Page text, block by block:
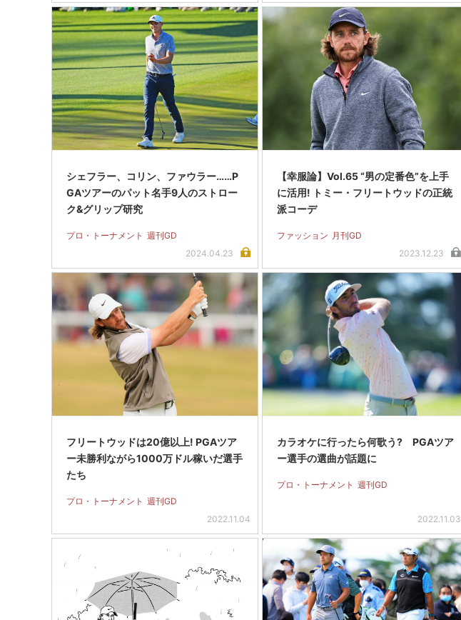
シェフラー、コリン、ファウラー……P
GAツアーのパット名手9人のストロー
ク&グリップ研究
プロ・トーナメント 週刊GD
2024.04.23
【幸服論】Vol.65 “男の定番色”を上手
に活用! トミー・フリートウッドの正統
派コーデ
ファッション 月刊GD
2023.12.23
フリートウッドは20億以上! PGAツア
ー未勝利ながら1000万ドル稼いだ選手
たち
プロ・トーナメント 週刊GD
2022.11.04
カラオケに行ったら何歌う? PGAツア
ー選手の選曲が話題に
プロ・トーナメント 週刊GD
2022.11.03